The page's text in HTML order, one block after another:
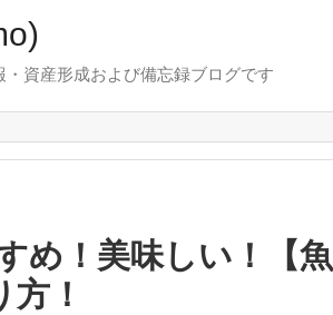
資産形成および備忘録ブログです
め！美味しい！【魚
！